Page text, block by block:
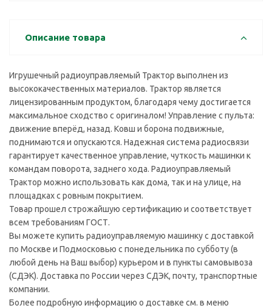
Описание товара
Игрушечный радиоуправляемый Трактор выполнен из
высококачественных материалов. Трактор является
лицензированным продуктом, благодаря чему достигается
максимальное сходство с оригиналом! Управление с пульта:
движение вперёд, назад. Ковш и борона подвижные,
поднимаются и опускаются. Надежная система радиосвязи
гарантирует качественное управление, чуткость машинки к
командам поворота, заднего хода. Радиоуправляемый
Трактор можно использовать как дома, так и на улице, на
площадках с ровным покрытием.
Товар прошел строжайшую сертификацию и соответствует
всем требованиям ГОСТ.
Вы можете купить радиоуправляемую машинку с доставкой
по Москве и Подмосковью с понедельника по субботу (в
любой день на Ваш выбор) курьером и в пункты самовывоза
(СДЭК). Доставка по России через СДЭК, почту, транспортные
компании.
Более подробную информацию о доставке см. в меню